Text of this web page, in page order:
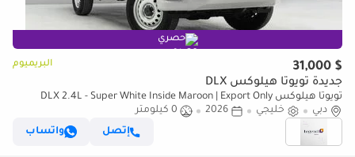
حصري
$ 31,000 البريميوم
جديدة تويوتا هيلوكس DLX
تويوتا هيلوكس DLX 2.4L - Super White Inside Maroon | Export Only
دبي
خليجي 2026
0 كيلومتر
إتصل
واتساب